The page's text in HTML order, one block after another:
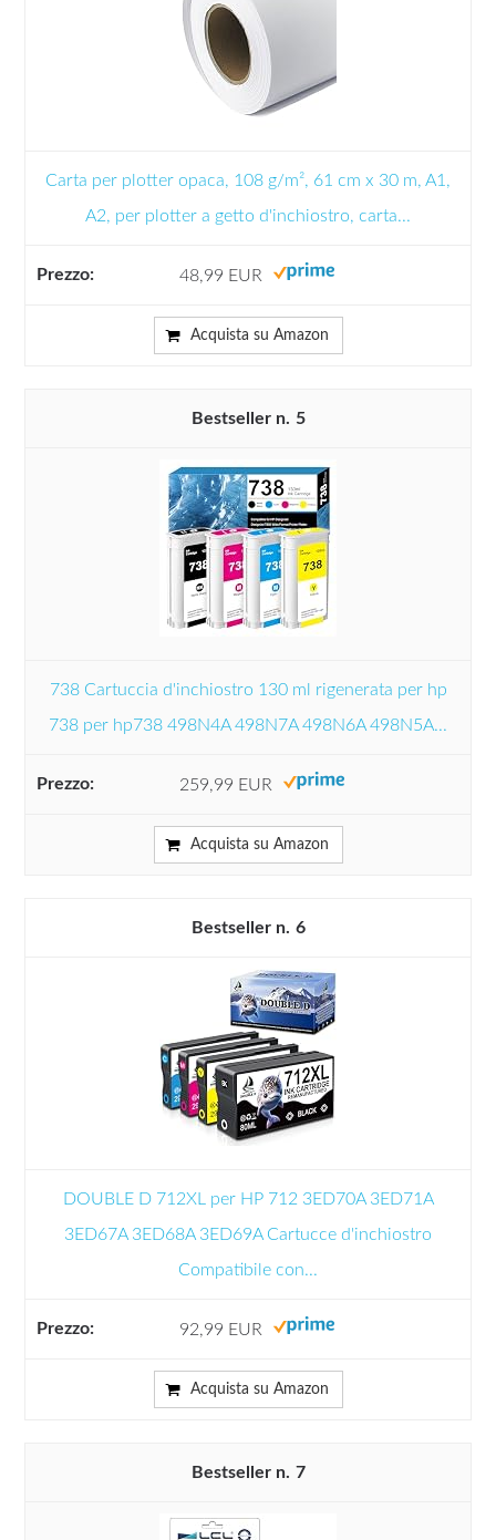
Carta per plotter opaca, 108 g/m², 61 cm x 30 m, A1,
A2, per plotter a getto d'inchiostro, carta...
48,99 EUR
Acquista su Amazon
5
738 Cartuccia d'inchiostro 130 ml rigenerata per hp
738 per hp738 498N4A 498N7A 498N6A 498N5A...
259,99 EUR
Acquista su Amazon
6
DOUBLE D 712XL per HP 712 3ED70A 3ED71A
3ED67A 3ED68A 3ED69A Cartucce d'inchiostro
Compatibile con...
92,99 EUR
Acquista su Amazon
7